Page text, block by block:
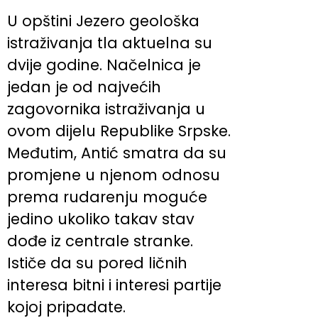
U opštini Jezero geološka
istraživanja tla aktuelna su
dvije godine. Načelnica je
jedan je od najvećih
zagovornika istraživanja u
ovom dijelu Republike Srpske.
Međutim, Antić smatra da su
promjene u njenom odnosu
prema rudarenju moguće
jedino ukoliko takav stav
dođe iz centrale stranke.
Ističe da su pored ličnih
interesa bitni i interesi partije
kojoj pripadate.